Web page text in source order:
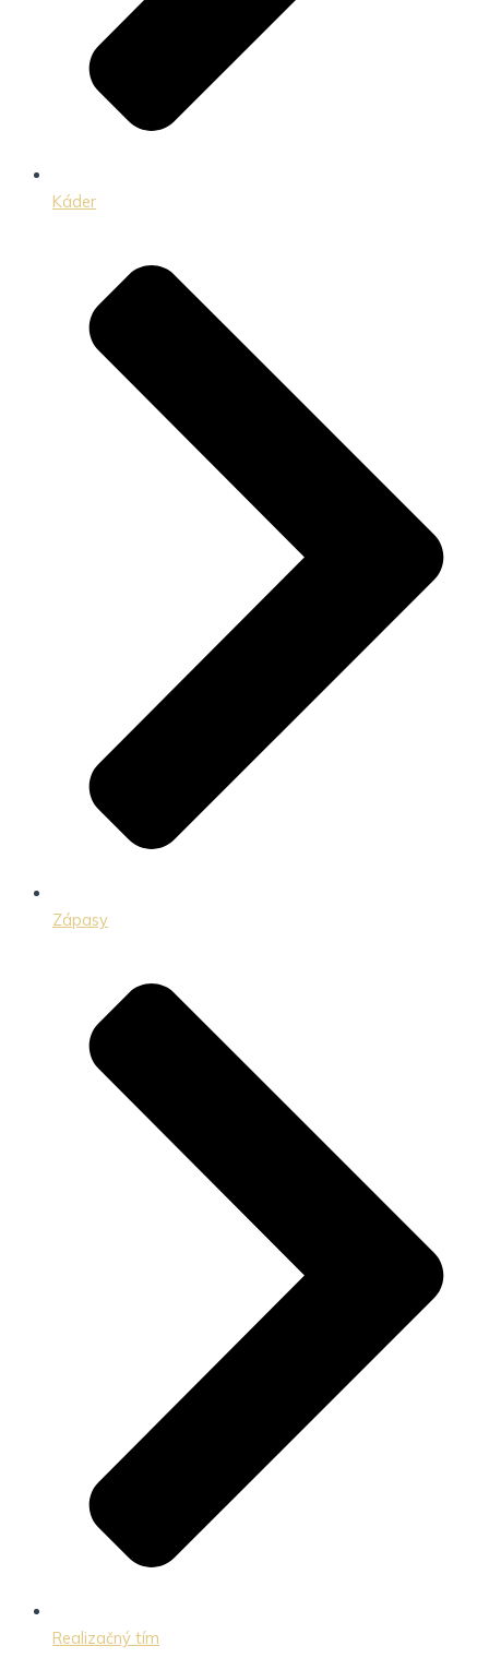
Káder
Zápasy
Realizačný tím